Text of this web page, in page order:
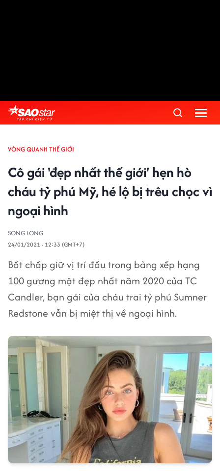
VÒNG QUANH THẾ GIỚI
Cô gái 'đẹp nhất thế giới' hẹn hò
cháu tỷ phú Mỹ, hé lộ bị trêu chọc vì
ngoại hình
SONG LONG
24/01/2021 - 12:33 (GMT+7)
Bất chấp giữ vị trí đầu trong bảng xếp hạng
100 gương mặt đẹp nhất năm 2020 của TC
Candler, bạn gái của cháu trai tỷ phú Sumner
Redstone vẫn bị miệt thị về ngoại hình.